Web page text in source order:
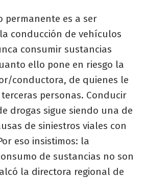
permanente es a ser
conducción de vehículos
consumir sustancias
ello pone en riesgo la
conductora, de quienes le
personas. Conducir
drogas sigue siendo una de
de siniestros viales con
eso insistimos: la
de sustancias no son
la directora regional de